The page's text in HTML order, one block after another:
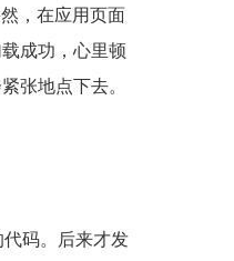
，在应用页面
成功，心里顿
张地点下去。
码。后来才发